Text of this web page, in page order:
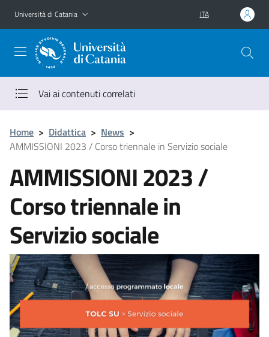
Vai al contenuto principale
Vai al menu di navigazione
Università di Catania ITA
Vai ai contenuti correlati
Home > Didattica > News >
AMMISSIONI 2023 / Corso triennale in Servizio sociale
AMMISSIONI 2023 /
Corso triennale in
Servizio sociale